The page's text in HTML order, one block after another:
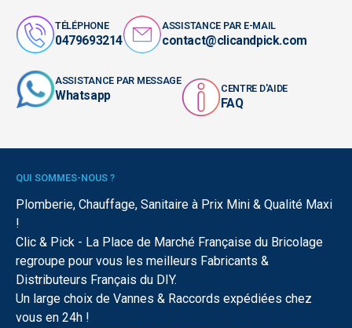
TÉLÉPHONE
0479693214
ASSISTANCE PAR E-MAIL
contact@clicandpick.com
ASSISTANCE PAR MESSAGE
Whatsapp CENTRE D'AIDE
FAQ
QUI SOMMES-NOUS ?
Plomberie, Chauffage, Sanitaire à Prix Mini & Qualité Maxi
!
Clic & Pick - La Place de Marché Française du Bricolage
regroupe pour vous les meilleurs Fabricants &
Distributeurs Français du DIY.
Un large choix de Vannes & Raccords expédiées chez
vous en 24h !